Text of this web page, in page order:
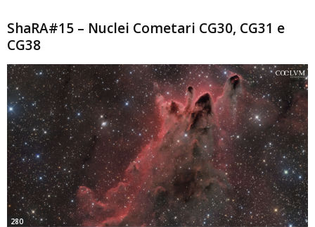
ShaRA#15 – Nuclei Cometari CG30, CG31 e
CG38
280